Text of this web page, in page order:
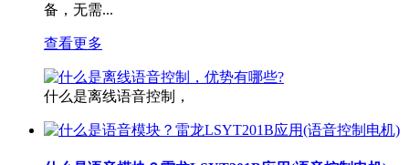
备，无需...
查看更多
什么是离线语音控制，